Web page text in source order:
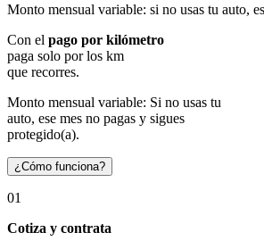
Monto mensual variable: si no usas tu auto,
Con el pago por kilómetro
paga solo por los km
que recorres.
Monto mensual variable: Si no usas tu
auto, ese mes no pagas y sigues
protegido(a).
¿Cómo funciona?
01
Cotiza y contrata